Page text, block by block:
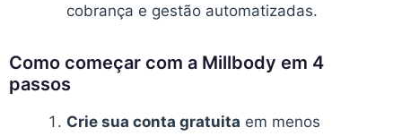
cobrança e gestão automatizadas.
Como começar com a Millbody em 4
passos
Crie sua conta gratuita em menos